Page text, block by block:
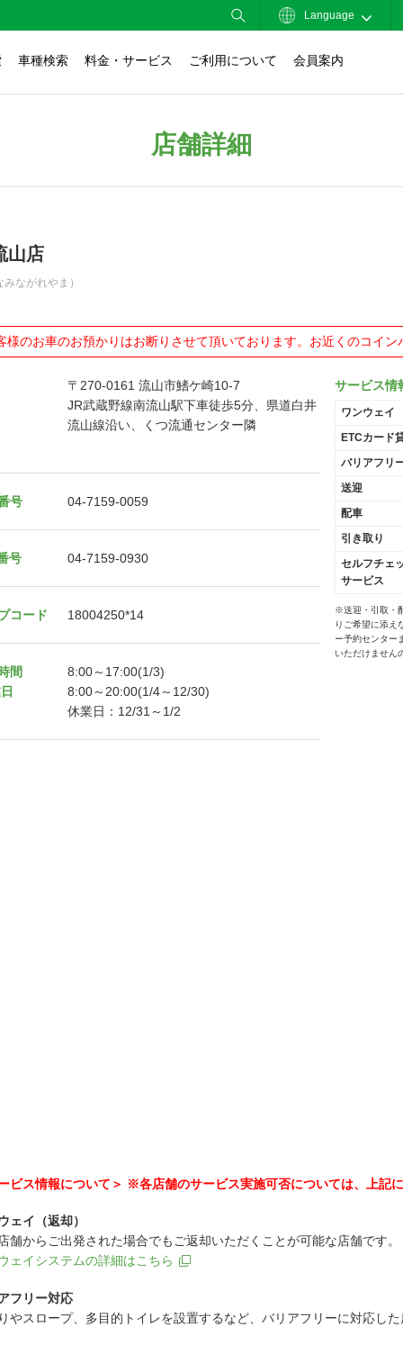
Language
車種検索 料金・サービス ご利用について 会員案内
店舗詳細
山店
みながれやま）
様のお車のお預かりはお断りさせて頂いております。お近くのコイン
〒270-0161 流山市鰭ケ崎10-7
JR武蔵野線南流山駅下車徒歩5分、県道白井
流山線沿い、くつ流通センター隣
号 04-7159-0059
号 04-7159-0930
コード 18004250*14
間
8:00～17:00(1/3)
8:00～20:00(1/4～12/30)
休業日：12/31～1/2
サービス情
ワンウェイ
ETCカード
バリアフリ
送迎
配車
引き取り
セルフチェ
サービス
※送迎・引取・
りご希望に添え
ー予約センター
いただけません
ビス情報について＞ ※各店舗のサービス実施可否については、上記
ェイ（返却）
舗からご出発された場合でもご返却いただくことが可能な店舗です。
ェイシステムの詳細はこちら
フリー対応
やスロープ、多目的トイレを設置するなど、バリアフリーに対応した